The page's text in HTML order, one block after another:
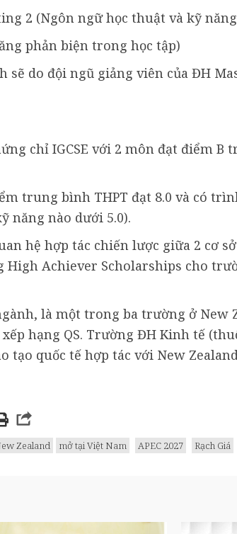
2 (Ngôn ngữ học thuật và kỹ
phản biện trong học tập)
do đội ngũ giảng viên của ĐH
chỉ IGCSE với 2 môn đạt điểm B
trung bình THPT đạt 8.0 và có
năng nào dưới 5.0).
hệ hợp tác chiến lược giữa 2 cơ
High Achiever Scholarships cho
là một trong ba trường ở New
hạng QS. Trường ĐH Kinh tế
tạo quốc tế hợp tác với New
Zealand mở tại Việt Nam APEC 2027 Rạch Giá